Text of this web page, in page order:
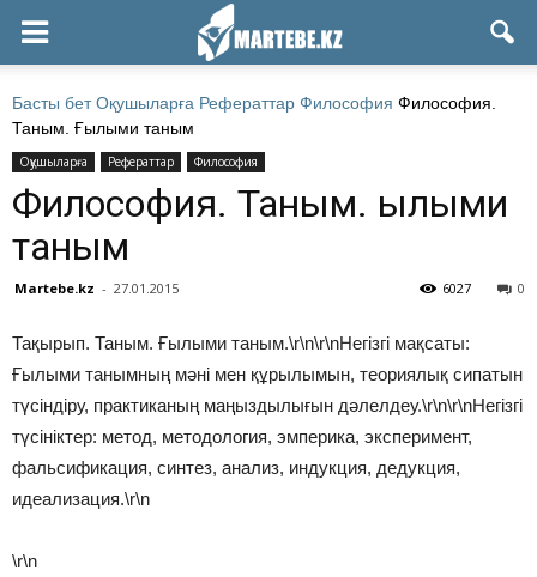
Басты бет Оқушыларға Рефераттар Философия Философия.
Таным. Ғылыми таным
Оқушыларға Рефераттар Философия
Философия. Таным. Ғылыми
таным
Martebe.kz - 27.01.2015 0
6027
Тақырып. Таным. Ғылыми таным.\r\n\r\nНегізгі мақсаты:
Ғылыми танымның мәні мен құрылымын, теориялық сипатын
түсіндіру, практиканың маңыздылығын дәлелдеу.\r\n\r\nНегізгі
түсініктер: метод, методология, эмперика, эксперимент,
фальсификация, синтез, анализ, индукция, дедукция,
идеализация.\r\n
\r\n